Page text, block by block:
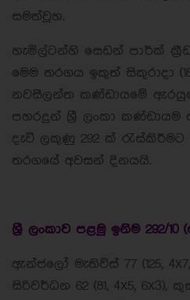
සමත්වූහ.
හැමිල්ටන්හි සෙඩන් පාර්ක්
මෙම තරගය ඉකුත් සිකුරාදා
නවසීලන්ත කණ්ඩායමේ
පහරදුන් ශ්‍රී ලංකා
දැවී ලකුණු 292 ක් රැස්කිරීමට
තරගයේ අවසන් දිනයයි.
ශ්‍රී ලංකාව පළමු ඉනිම 292/10
ඇන්ජලෝ මැතිව්ස් 77 (125,
සිරිවර්ධන 62 (81, 4x5, 6x3),